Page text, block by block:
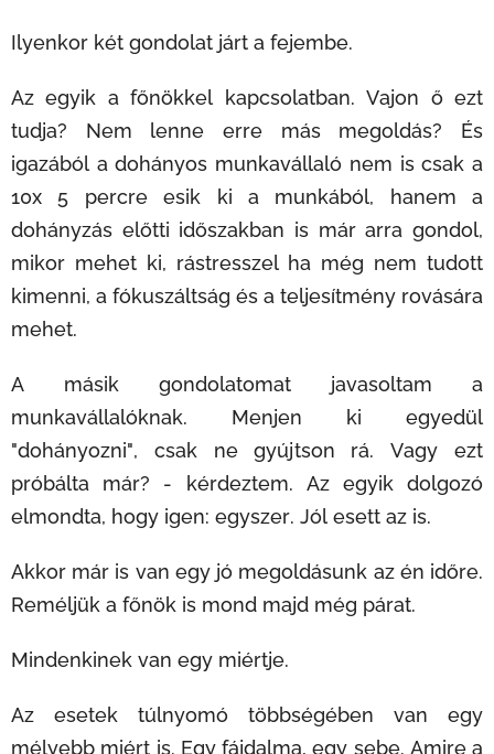
Ilyenkor két gondolat járt a fejembe.
Az egyik a főnökkel kapcsolatban. Vajon ő ezt
tudja? Nem lenne erre más megoldás? És
igazából a dohányos munkavállaló nem is csak a
10x 5 percre esik ki a munkából, hanem a
dohányzás előtti időszakban is már arra gondol,
mikor mehet ki, rástresszel ha még nem tudott
kimenni, a fókuszáltság és a teljesítmény rovására
mehet.
A másik gondolatomat javasoltam a
munkavállalóknak. Menjen ki egyedül
"dohányozni", csak ne gyújtson rá. Vagy ezt
próbálta már? - kérdeztem. Az egyik dolgozó
elmondta, hogy igen: egyszer. Jól esett az is.
Akkor már is van egy jó megoldásunk az én időre.
Reméljük a főnök is mond majd még párat.
Mindenkinek van egy miértje.
Az esetek túlnyomó többségében van egy
mélyebb miért is. Egy fájdalma, egy sebe. Amire a